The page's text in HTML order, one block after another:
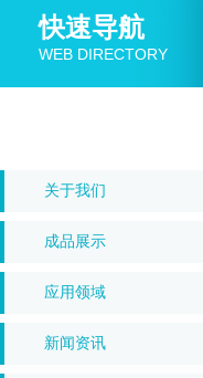
快速导航
WEB DIRECTORY
关于我们
成品展示
应用领域
新闻资讯